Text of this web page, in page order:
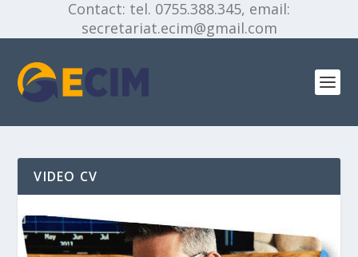
Contact: tel. 0755.388.345, email:
secretariat.ecim@gmail.com
VIDEO CV